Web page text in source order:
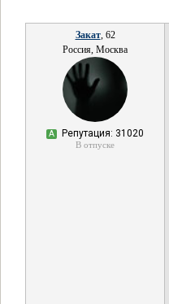
Закат, 62
Россия, Москва
А Репутация: 31020
В отпуске